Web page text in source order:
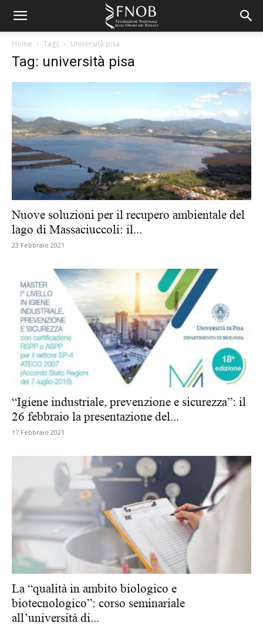
Home Tags Università pisa
Tag: università pisa
Nuove soluzioni per il recupero ambientale del
lago di Massaciuccoli: il...
23 Febbraio 2021
“Igiene industriale, prevenzione e sicurezza”: il
26 febbraio la presentazione del...
17 Febbraio 2021
La “qualità in ambito biologico e
biotecnologico”: corso seminariale
all’università di...